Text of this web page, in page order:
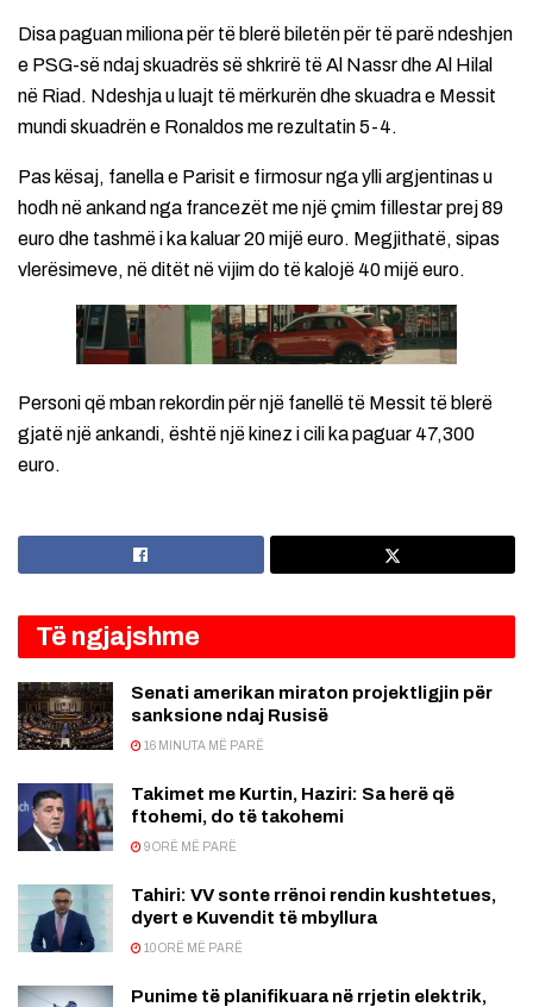
Disa paguan miliona për të blerë biletën për të parë ndeshjen
e PSG-së ndaj skuadrës së shkrirë të Al Nassr dhe Al Hilal
në Riad. Ndeshja u luajt të mërkurën dhe skuadra e Messit
mundi skuadrën e Ronaldos me rezultatin 5-4.
Pas kësaj, fanella e Parisit e firmosur nga ylli argjentinas u
hodh në ankand nga francezët me një çmim fillestar prej 89
euro dhe tashmë i ka kaluar 20 mijë euro. Megjithatë, sipas
vlerësimeve, në ditët në vijim do të kalojë 40 mijë euro.
Personi që mban rekordin për një fanellë të Messit të blerë
gjatë një ankandi, është një kinez i cili ka paguar 47,300
euro.
Të ngjajshme
Senati amerikan miraton projektligjin për
sanksione ndaj Rusisë
16 MINUTA MË PARË
Takimet me Kurtin, Haziri: Sa herë që
ftohemi, do të takohemi
9 ORË MË PARË
Tahiri: VV sonte rrënoi rendin kushtetues,
dyert e Kuvendit të mbyllura
10 ORË MË PARË
Punime të planifikuara në rrjetin elektrik,